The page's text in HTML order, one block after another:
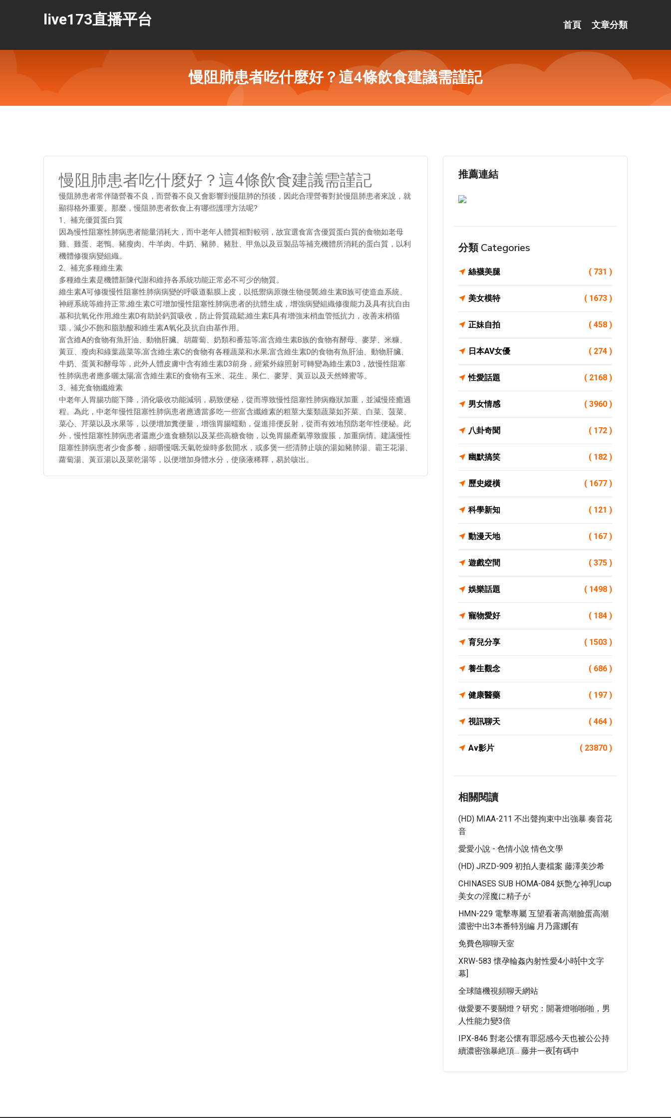
live173直播平台 首頁 文章分類
慢阻肺患者吃什麼好？這4條飲食建議需謹記
慢阻肺患者吃什麼好？這4條飲食建議需謹記
慢阻肺患者常伴隨營養不良，而營養不良又會影響到慢阻肺的預後，因此合理營養對於慢阻肺患者來說，就
顯得格外重要。那麼，慢阻肺患者飲食上有哪些護理方法呢?
1、補充優質蛋白質
因為慢性阻塞性肺病患者能量消耗大，而中老年人體質相對較弱，故宜選食富含優質蛋白質的食物如老母
雞、雞蛋、老鴨、豬瘦肉、牛羊肉、牛奶、豬肺、豬肚、甲魚以及豆製品等補充機體所消耗的蛋白質，以利
機體修復病變組織。
2、補充多種維生素
多種維生素是機體新陳代謝和維持各系統功能正常必不可少的物質。
維生素A可修復慢性阻塞性肺病病變的呼吸道黏膜上皮，以抵禦病原微生物侵襲;維生素B族可使造血系統、
神經系統等維持正常;維生素C可增加慢性阻塞性肺病患者的抗體生成，增強病變組織修復能力及具有抗自由
基和抗氧化作用;維生素D有助於鈣質吸收，防止骨質疏鬆;維生素E具有增強末梢血管抵抗力，改善末梢循
環，減少不飽和脂肪酸和維生素A氧化及抗自由基作用。
富含維A的食物有魚肝油、動物肝臟、胡蘿蔔、奶類和番茄等;富含維生素B族的食物有酵母、麥芽、米糠、
黃豆、瘦肉和綠葉蔬菜等;富含維生素C的食物有各種蔬菜和水果;富含維生素D的食物有魚肝油、動物肝臟、
牛奶、蛋黃和酵母等，此外人體皮膚中含有維生素D3前身，經紫外線照射可轉變為維生素D3，故慢性阻塞
性肺病患者應多曬太陽;富含維生素E的食物有玉米、花生、果仁、麥芽、黃豆以及天然蜂蜜等。
3、補充食物纖維素
中老年人胃腸功能下降，消化吸收功能減弱，易致便秘，從而導致慢性阻塞性肺病癥狀加重，並減慢痊癒過
程。為此，中老年慢性阻塞性肺病患者應適當多吃一些富含纖維素的粗莖大葉類蔬菜如芥菜、白菜、菠菜、
菜心、芹菜以及水果等，以便增加糞便量，增強胃腸蠕動，促進排便反射，從而有效地預防老年性便秘。此
外，慢性阻塞性肺病患者還應少進食糖類以及某些高糖食物，以免胃腸產氣導致腹脹，加重病情。建議慢性
阻塞性肺病患者少食多餐，細嚼慢咽;天氣乾燥時多飲開水，或多煲一些清肺止咳的湯如豬肺湯、霸王花湯、
蘿蔔湯、黃豆湯以及菜乾湯等，以便增加身體水分，使痰液稀釋，易於咳出。
推薦連結
分類 Categories
絲襪美腿 ( 731 )
美女模特 ( 1673 )
正妹自拍 ( 458 )
日本AV女優 ( 274 )
性愛話題 ( 2168 )
男女情感 ( 3960 )
八卦奇聞 ( 172 )
幽默搞笑 ( 182 )
歷史縱橫 ( 1677 )
科學新知 ( 121 )
動漫天地 ( 167 )
遊戲空間 ( 375 )
娛樂話題 ( 1498 )
寵物愛好 ( 184 )
育兒分享 ( 1503 )
養生觀念 ( 686 )
健康醫藥 ( 197 )
視訊聊天 ( 464 )
Av影片 ( 23870 )
相關閱讀
(HD) MIAA-211 不出聲拘束中出強暴 奏音花
音
愛愛小說 - 色情小說 情色文學
(HD) JRZD-909 初拍人妻檔案 藤澤美沙希
CHINASES SUB HOMA-084 妖艶な神乳Icup
美女の淫魔に精子が
HMN-229 電擊專屬 互望看著高潮臉蛋高潮
濃密中出3本番特別編 月乃露娜[有
免費色聊聊天室
XRW-583 懷孕輪姦內射性愛4小時[中文字
幕]
全球隨機視頻聊天網站
做愛要不要關燈？研究：開著燈啪啪啪，男
人性能力變3倍
IPX-846 對老公懷有罪惡感今天也被公公持
續濃密強暴絶頂… 藤井一夜[有碼中